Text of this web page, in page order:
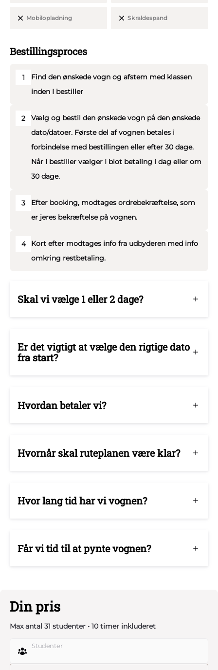
Mobilopladning Skraldespand
Bestillingsproces
1
Find den ønskede vogn og afstem med klassen
inden I bestiller
2
Vælg og bestil den ønskede vogn på den ønskede
dato/datoer. Første del af vognen betales i
forbindelse med bestillingen eller efter 30 dage.
Når I bestiller vælger I blot betaling i dag eller om
30 dage.
3
Efter booking, modtages ordrebekræftelse, som
er jeres bekræftelse på vognen.
4
Kort efter modtages info fra udbyderen med info
omkring restbetaling.
Skal vi vælge 1 eller 2 dage?
Er det vigtigt at vælge den rigtige dato
fra start?
Hvordan betaler vi?
Hvornår skal ruteplanen være klar?
Hvor lang tid har vi vognen?
Får vi tid til at pynte vognen?
Din pris
Max antal 31 studenter • 10 timer inkluderet
Studenter